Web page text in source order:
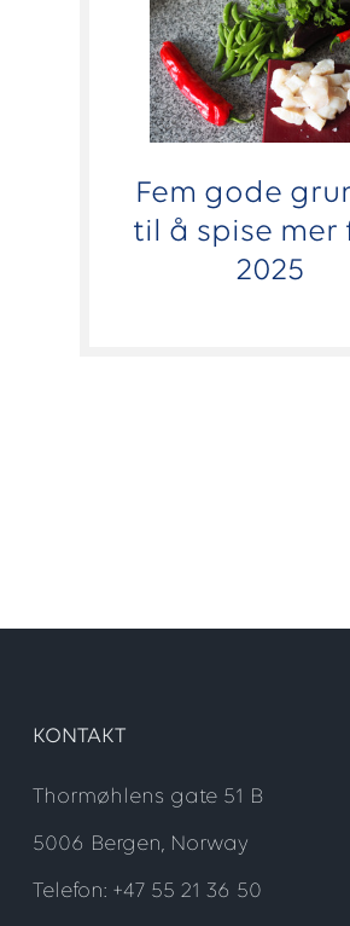
Fem gode
til å spise mer
2025
KONTAKT
Thormøhlens gate 51 B
5006 Bergen, Norway
Telefon: +47 55 21 36 50